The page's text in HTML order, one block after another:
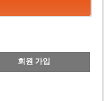
회원 가입